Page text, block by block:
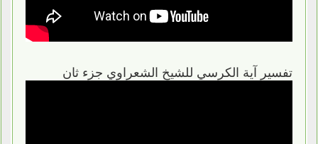
تفسير آية الكرسي للشيخ الشعراوي جزء ثان